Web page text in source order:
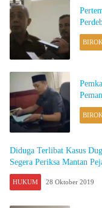
Diduga Terlibat Kasus
Segera Periksa Mantan
HUKUM 28 Oktober 2019